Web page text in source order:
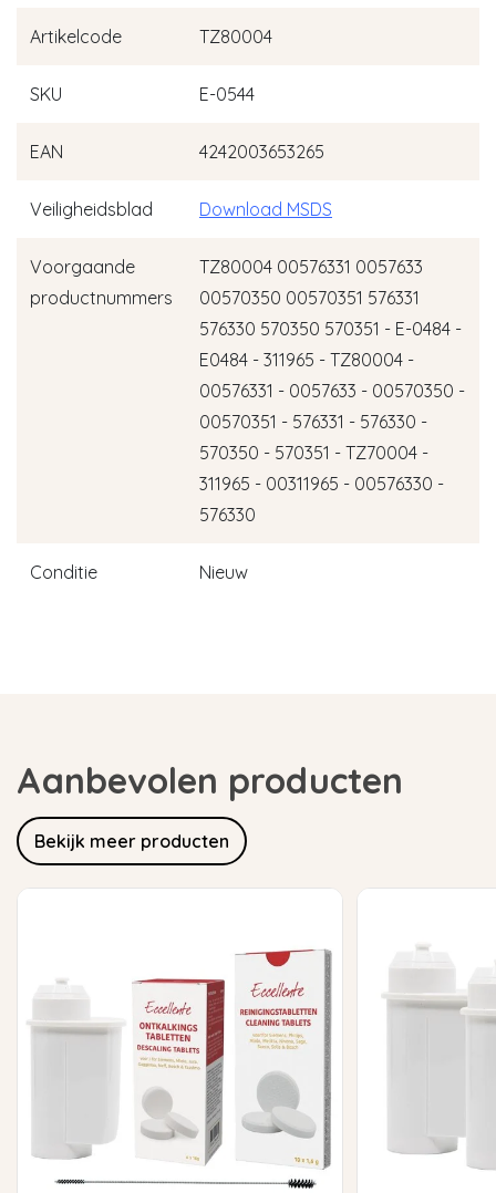
Artikelcode TZ80004
SKU E-0544
EAN 4242003653265
Veiligheidsblad Download MSDS
Voorgaande
productnummers
TZ80004 00576331 0057633
00570350 00570351 576331
576330 570350 570351 - E-0484 -
E0484 - 311965 - TZ80004 -
00576331 - 0057633 - 00570350 -
00570351 - 576331 - 576330 -
570350 - 570351 - TZ70004 -
311965 - 00311965 - 00576330 -
576330
Conditie Nieuw
Aanbevolen producten
Bekijk meer producten